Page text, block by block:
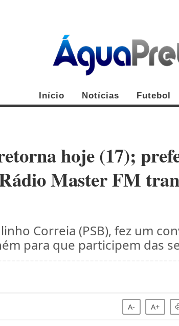
Início Notícias Futebol
hoje (17);
Master FM
Correia (PSB), fez um
para que participem das
A- A+